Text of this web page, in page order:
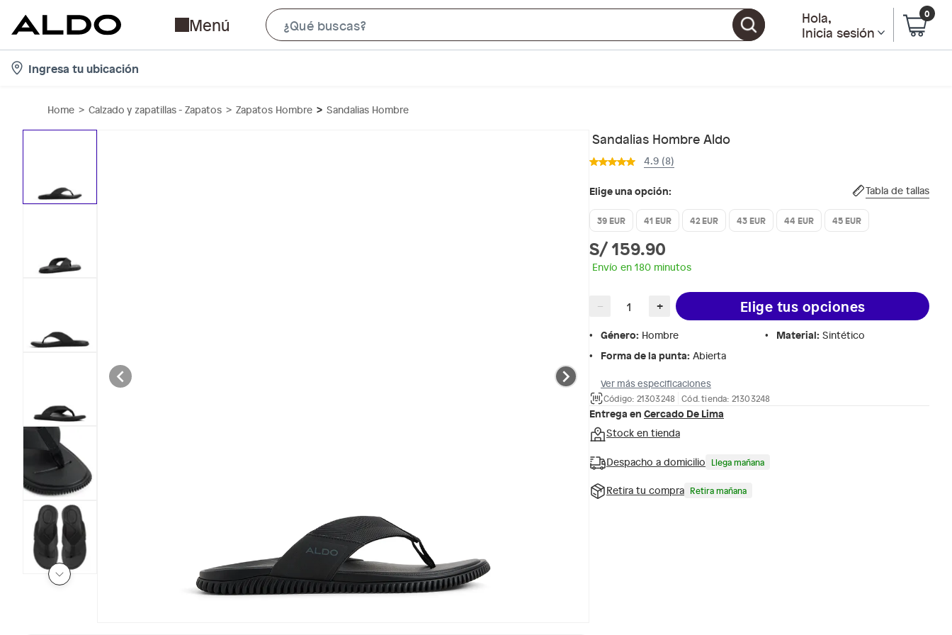
Menú
e
Hola,
Inicia sesión
0
Ingresa tu ubicación
Home Calzado y zapatillas - Zapatos Zapatos Hombre Sandalias Hombre
Sandalias Hombre Aldo
4.9 (8)
Elige una opción: Tabla de tallas
39 EUR 41 EUR 42 EUR 43 EUR 44 EUR 45 EUR
S/ 159.90
Envío en 180 minutos
− + Elige tus opciones
Género: Hombre Material: Sintético
Forma de la punta: Abierta
Ver más especificaciones
Código: 21303248 Cód. tienda: 21303248
Entrega en Cercado De Lima
Stock en tienda
Despacho a domicilio Llega mañana
Retira tu compra Retira mañana